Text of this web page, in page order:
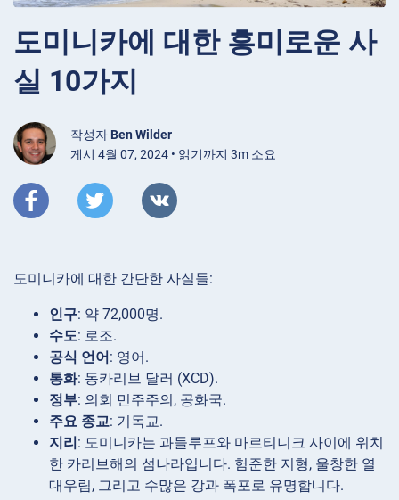
도미니카에 대한 흥미로운 사
실 10가지
작성자 Ben Wilder
게시 4월 07, 2024 • 읽기까지 3m 소요
도미니카에 대한 간단한 사실들:
인구: 약 72,000명.
수도: 로조.
공식 언어: 영어.
통화: 동카리브 달러 (XCD).
정부: 의회 민주주의, 공화국.
주요 종교: 기독교.
지리: 도미니카는 과들루프와 마르티니크 사이에 위치
한 카리브해의 섬나라입니다. 험준한 지형, 울창한 열
대우림, 그리고 수많은 강과 폭포로 유명합니다.